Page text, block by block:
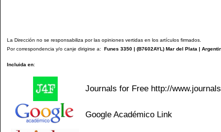
La Dirección no se responsabiliza por las opiniones vertidas en los artículos firmados.
Por correspondencia y/o canje dirigirse a: Funes 3350 | (B7602AYL) Mar del Plata |
Incluida en:
Journals for Free http://
Google Académico Link